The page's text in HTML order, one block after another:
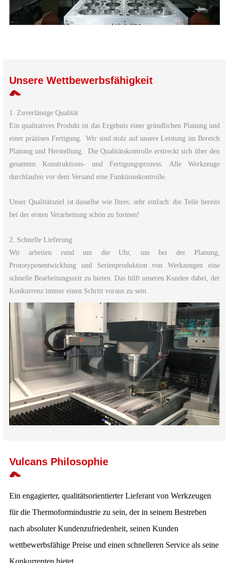
Unsere Wettbewerbsfähigkeit
1. Zuverlässige Qualität
Ein qualitatives Produkt ist das Ergebnis einer gründlichen Planung und
einer präzisen Fertigung. Wir sind stolz auf unsere Leistung im Bereich
Planung und Herstellung. Die Qualitätskontrolle erstreckt sich über den
gesamten Konstruktions- und Fertigungsprozess. Alle Werkzeuge
durchlaufen vor dem Versand eine Funktionskontrolle.
Unser Qualitätsziel ist dasselbe wie Ihres: sehr einfach: die Teile bereits
bei der ersten Verarbeitung schön zu formen!
2. Schnelle Lieferung
Wir arbeiten rund um die Uhr, um bei der Planung,
Prototypenentwicklung und Serienproduktion von Werkzeugen eine
schnelle Bearbeitungszeit zu bieten. Das hilft unseren Kunden dabei, der
Konkurrenz immer einen Schritt voraus zu sein.
Vulcans Philosophie
Ein engagierter, qualitätsorientierter Lieferant von Werkzeugen
für die Thermoformindustrie zu sein, der in seinem Bestreben
nach absoluter Kundenzufriedenheit, seinen Kunden
wettbewerbsfähige Preise und einen schnelleren Service als seine
Konkurrenten bietet.